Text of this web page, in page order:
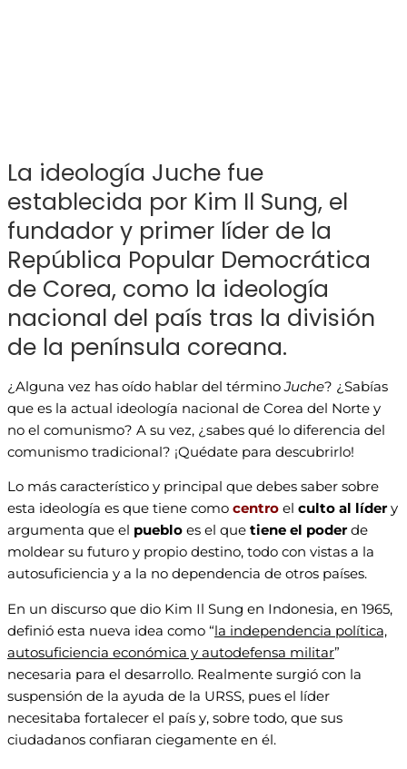
La ideología Juche fue
establecida por Kim Il Sung, el
fundador y primer líder de la
República Popular Democrática
de Corea, como la ideología
nacional del país tras la división
de la península coreana.
¿Alguna vez has oído hablar del términoJuche? ¿Sabías
que es la actual ideología nacional de Corea del Norte y
no el comunismo? A su vez, ¿sabes qué lo diferencia del
comunismo tradicional? ¡Quédate para descubrirlo!
Lo más característico y principal que debes saber sobre
esta ideología es que tiene como centro el culto al lídery
argumenta que el pueblo es el que tiene el poderde
moldear su futuro y propio destino, todo con vistas a la
autosuficiencia y a la no dependencia de otros países.
En un discurso que dio Kim Il Sung en Indonesia, en 1965,
definió esta nueva idea como “la independencia política,
autosuficiencia económica y autodefensa militar”
necesaria para el desarrollo. Realmente surgió con la
suspensión de la ayuda de la URSS, pues el líder
necesitaba fortalecer el país y, sobre todo, que sus
ciudadanos confiaran ciegamente en él.